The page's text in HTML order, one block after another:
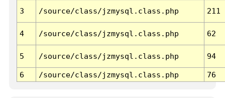
3 /source/class/jzmysql.class.php 211
4 /source/class/jzmysql.class.php 62
5 /source/class/jzmysql.class.php 94
6 /source/class/jzmysql.class.php 76